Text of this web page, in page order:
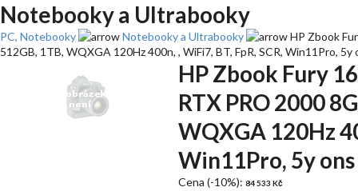
Notebooky a Ultrabooky
PC, Notebooky Notebooky a Ultrabooky
HP Zbook
512GB, 1TB, WQXGA 120Hz 400n, , WiFi7, BT, FpR, SCR, Win11Pro, 5y
HP Zbook Fury
RTX PRO 2000
WQXGA 120Hz
Win11Pro, 5y ons
Cena (-10%): 84 533 Kč